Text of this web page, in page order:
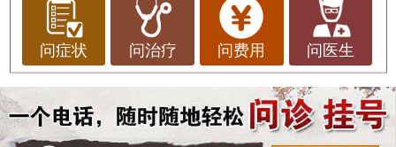
问症状 问治疗 问费用 问医生